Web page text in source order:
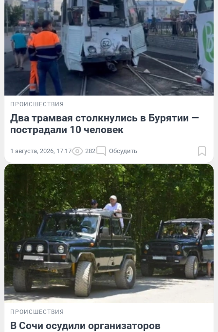
ПРОИСШЕСТВИЯ
Два трамвая столкнулись в Бурятии —
пострадали 10 человек
1 августа, 2026, 17:17 282 Обсудить
ПРОИСШЕСТВИЯ
В Сочи осудили организаторов